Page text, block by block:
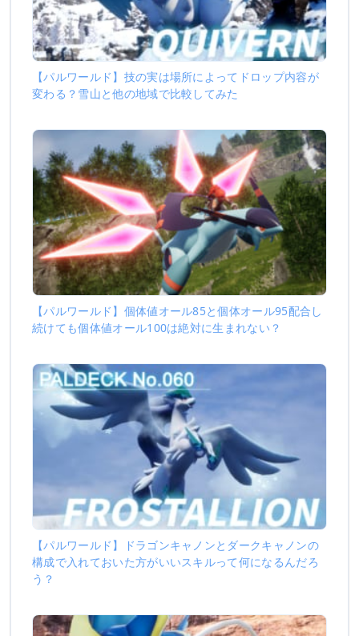
【パルワールド】技の実は場所によってドロップ内容が
変わる？雪山と他の地域で比較してみた
【パルワールド】個体値オール85と個体オール95配合し
続けても個体値オール100は絶対に生まれない？
【パルワールド】ドラゴンキャノンとダークキャノンの
構成で入れておいた方がいいスキルって何になるんだろ
う？